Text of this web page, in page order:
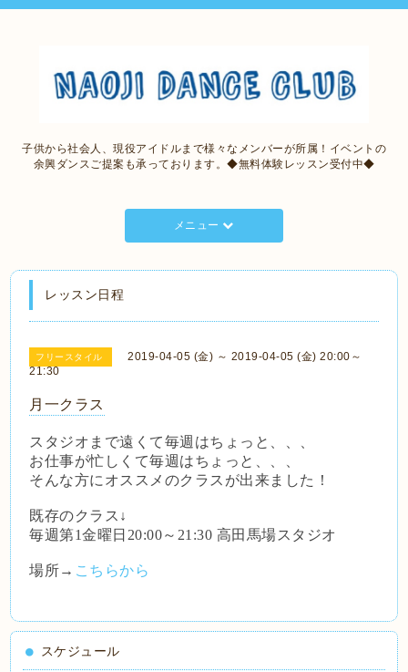
子供から社会人、現役アイドルまで様々なメンバーが所属！イベントの
余興ダンスご提案も承っております。◆無料体験レッスン受付中◆
メニュー
レッスン日程
フリースタイル
2019-04-05 (金) ～ 2019-04-05 (金) 20:00～
21:30
月一クラス
スタジオまで遠くて毎週はちょっと、、、
お仕事が忙しくて毎週はちょっと、、、
そんな方にオススメのクラスが出来ました！
既存のクラス ↓
毎週第1金曜日 20:00～ 21:30 高田馬場スタジオ
場所→ こちらから
スケジュール